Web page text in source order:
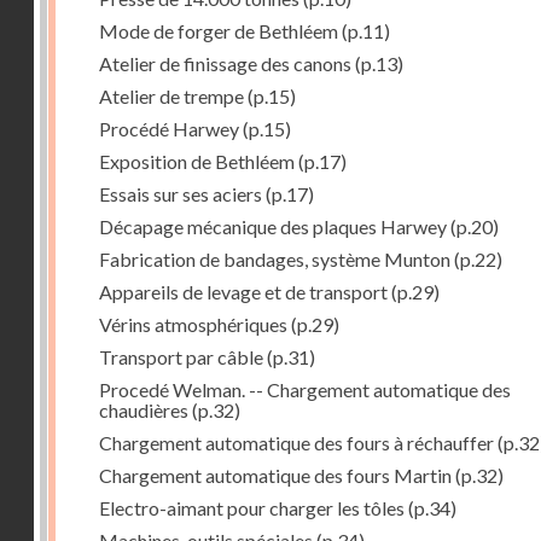
Mode de forger de Bethléem(p.11)
Atelier de finissage des canons (p.13)
Atelier de trempe(p.15)
Procédé Harwey(p.15)
Exposition de Bethléem(p.17)
Essais sur ses aciers (p.17)
Décapage mécanique des plaques Harwey(p.20)
Fabrication de bandages, système Munton(p.22)
Appareils de levage et de transport(p.29)
Vérins atmosphériques (p.29)
Transport par câble(p.31)
Procedé Welman. -- Chargement automatique des
chaudières (p.32)
Chargement automatique des fours à réchauffer
Chargement automatique des fours Martin(p.32)
Electro-aimant pour charger les tôles (p.34)